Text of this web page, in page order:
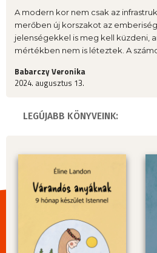
A modern kor nem csak az
merőben új korszakot az
jelenségekkel is meg kell küzdeni,
mértékben nem is léteztek. A
Babarczy Veronika
2024. augusztus 13.
LEGÚJABB KÖNYVEINK: